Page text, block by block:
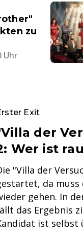
zu
Uhr
Exit
der
Wer ist
"Villa der
da
gehen. In
das Ergebnis
ist selbst